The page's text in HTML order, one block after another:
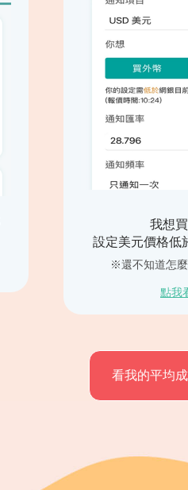
我想
設定美元價格低
※還不知道怎
點我
看我的平均